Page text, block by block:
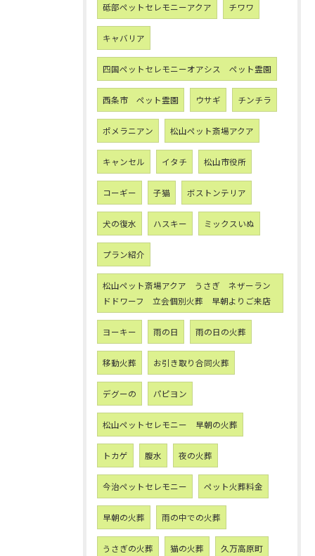
砥部ペットセレモニーアクア チワワ
キャバリア
四国ペットセレモニーオアシス ペット霊園
西条市 ペット霊園 ウサギ チンチラ
ポメラニアン 松山ペット斎場アクア
キャンセル イタチ 松山市役所
コーギー 子猫 ボストンテリア
犬の復水 ハスキー ミックスいぬ
プラン紹介
松山ペット斎場アクア うさぎ ネザーラン
ドドワーフ 立会個別火葬 早朝よりご来店
ヨーキー 雨の日 雨の日の火葬
移動火葬 お引き取り合同火葬
デグーの パピヨン
松山ペットセレモニー 早朝の火葬
トカゲ 腹水 夜の火葬
今治ペットセレモニー ペット火葬料金
早朝の火葬 雨の中での火葬
うさぎの火葬 猫の火葬 久万高原町